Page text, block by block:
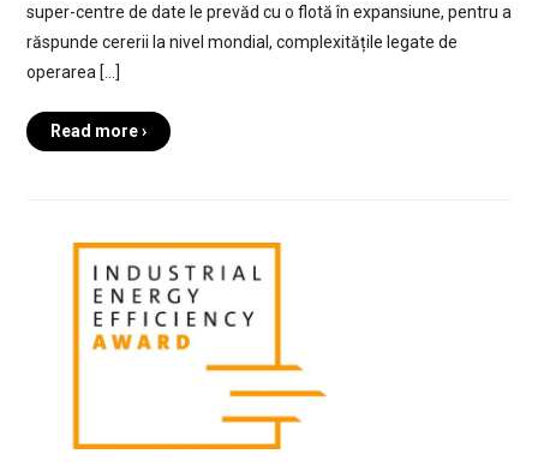
super-centre de date le prevăd cu o flotă în expansiune, pentru a
răspunde cererii la nivel mondial, complexitățile legate de
operarea […]
Read more ›